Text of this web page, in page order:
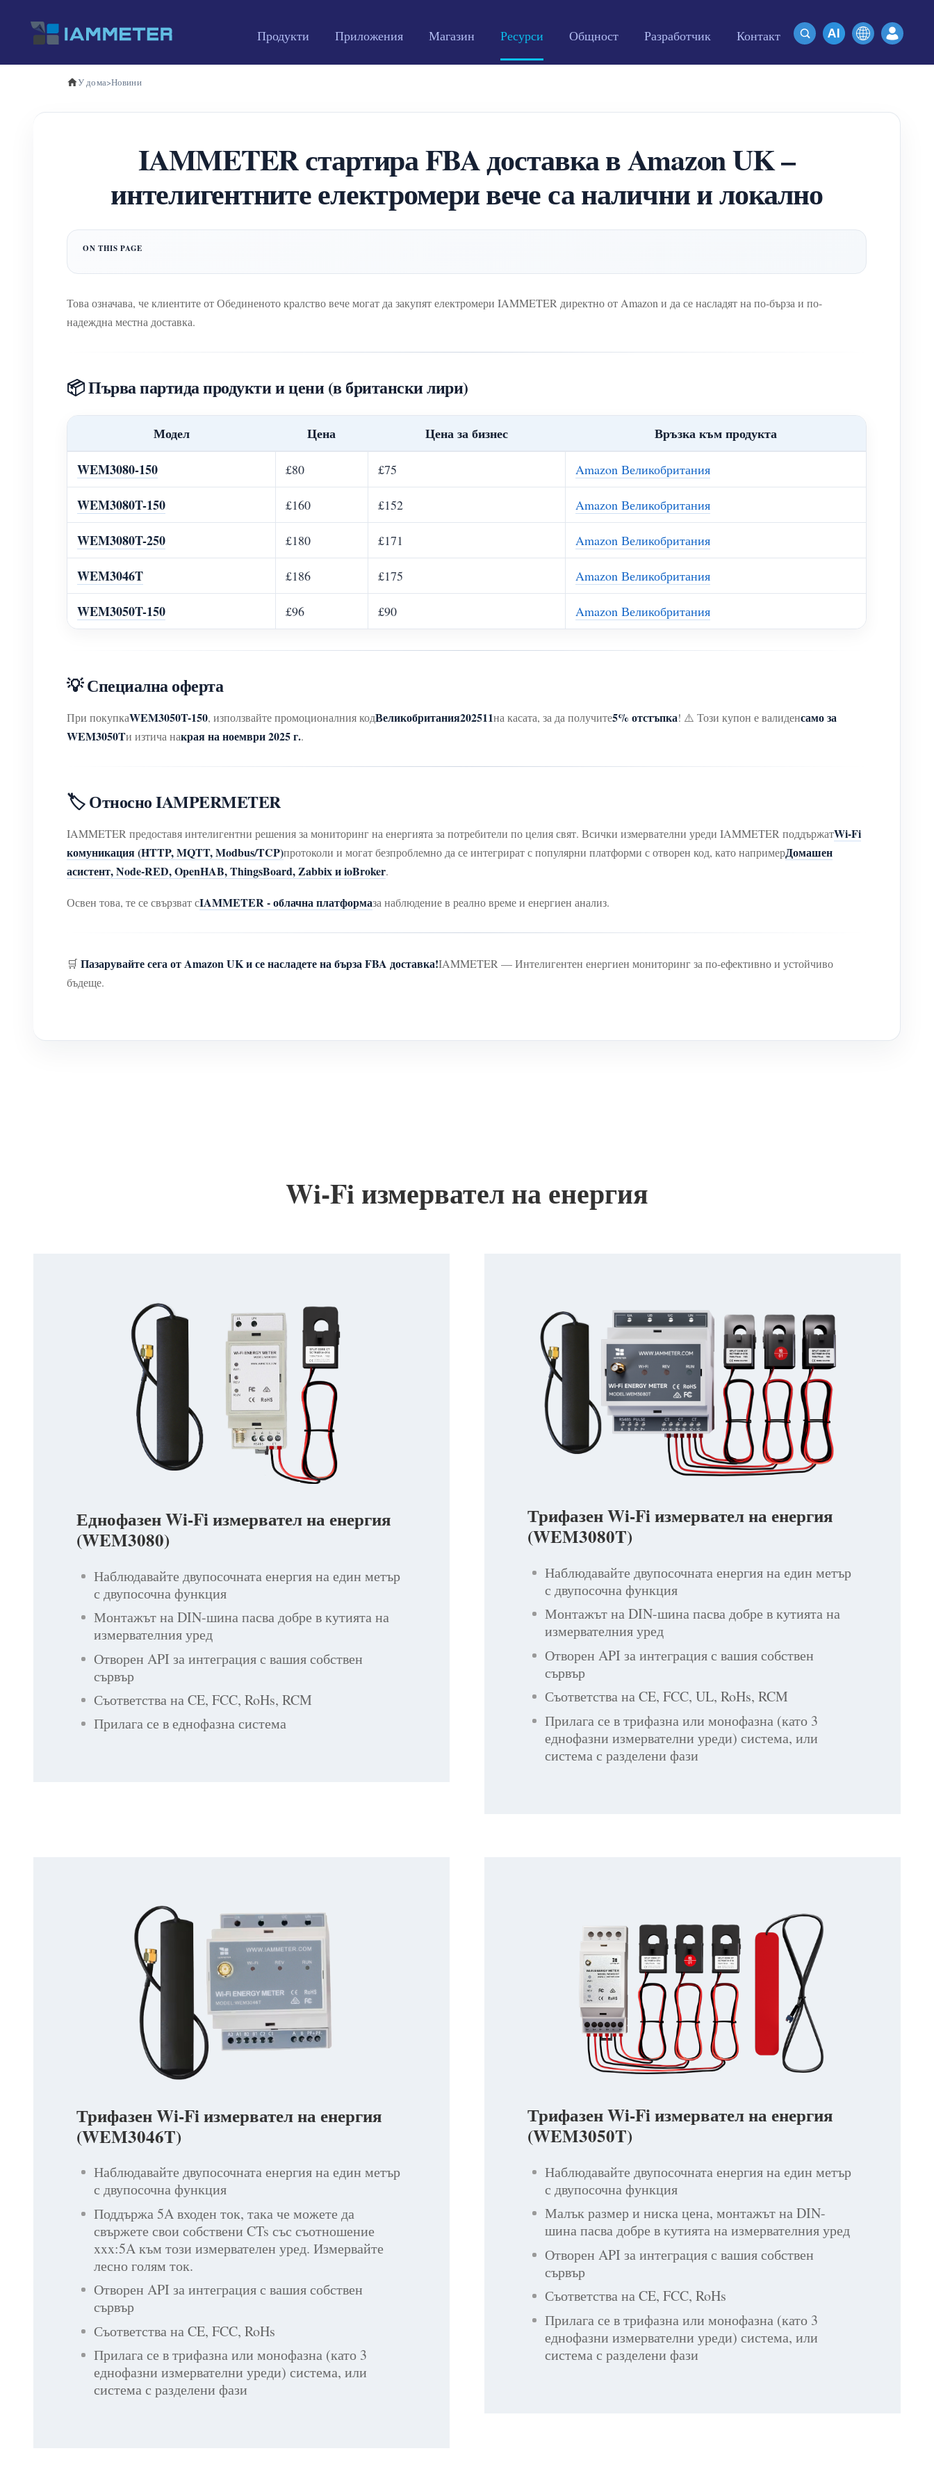
Продукти Приложения Магазин Ресурси Общност Разработчик Контакт
У дома>Новини
IAMMETER стартира FBA доставка в Amazon UK –
интелигентните електромери вече са налични и локално
Това означава, че клиентите от Обединеното кралство вече могат да закупят електромери IAMMETER директно от Amazon и да се насладят на по-бърза и по-
надеждна местна доставка.
📦 Първа партида продукти и цени (в британски лири)
Модел Цена Цена за бизнес
Връзка към продукта
WEM3080-150
£80 £75 Amazon Великобритания
WEM3080T-150 £160 £152 Amazon Великобритания
WEM3080T-250 £180 £171 Amazon Великобритания
WEM3046T £186 £175 Amazon Великобритания
WEM3050T-150 £96 £90 Amazon Великобритания
💡 Специална оферта
При покупкаWEM3050T-150, използвайте промоционалния кодВеликобритания202511на касата, за да получите5% отстъпка! ⚠️ Този купон е валиденсамо за
WEM3050Tи изтича накрая на ноември 2025 г..
🏷️ Относно IAMPERMETER
IAMMETER предоставя интелигентни решения за мониторинг на енергията за потребители по целия свят. Всички измервателни уреди IAMMETER поддържатWi-Fi
комуникация (HTTP, MQTT, Modbus/TCP)протоколи и могат безпроблемно да се интегрират с популярни платформи с отворен код, като напримерДомашен
асистент, Node-RED, OpenHAB, ThingsBoard, Zabbix и ioBroker.
Освен това, те се свързват сIAMMETER - облачна платформаза наблюдение в реално време и енергиен анализ.
🛒 Пазарувайте сега от Amazon UK и се насладете на бърза FBA доставка!IAMMETER — Интелигентен енергиен мониторинг за по-ефективно и устойчиво
бъдеще.
Wi-Fi измервател на енергия
Трифазен Wi-Fi измервател на енергия
(WEM3080T)
Наблюдавайте двупосочната енергия на един метър
с двупосочна функция
Монтажът на DIN-шина пасва добре в кутията на
измервателния уред
Отворен API за интеграция с вашия собствен
сървър
Съответства на CE, FCC, UL, RoHs, RCM
Прилага се в трифазна или монофазна (като 3
еднофазни измервателни уреди) система, или
система с разделени фази
Еднофазен Wi-Fi измервател на енергия
(WEM3080)
Наблюдавайте двупосочната енергия на един метър
с двупосочна функция
Монтажът на DIN-шина пасва добре в кутията на
измервателния уред
Отворен API за интеграция с вашия собствен
сървър
Съответства на CE, FCC, RoHs, RCM
Прилага се в еднофазна система
Трифазен Wi-Fi измервател на енергия
(WEM3046T)
Наблюдавайте двупосочната енергия на един метър
с двупосочна функция
Поддържа 5A входен ток, така че можете да
свържете свои собствени CTs със съотношение
xxx:5A към този измервателен уред. Измервайте
лесно голям ток.
Отворен API за интеграция с вашия собствен
сървър
Съответства на CE, FCC, RoHs
Прилага се в трифазна или монофазна (като 3
еднофазни измервателни уреди) система, или
система с разделени фази
Трифазен Wi-Fi измервател на енергия
(WEM3050T)
Наблюдавайте двупосочната енергия на един метър
с двупосочна функция
Малък размер и ниска цена, монтажът на DIN-
шина пасва добре в кутията на измервателния уред
Отворен API за интеграция с вашия собствен
сървър
Съответства на CE, FCC, RoHs
Прилага се в трифазна или монофазна (като 3
еднофазни измервателни уреди) система, или
система с разделени фази